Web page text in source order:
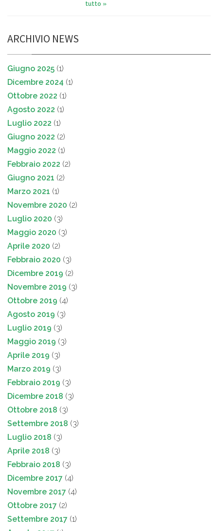
tutto »
ARCHIVIO NEWS
Giugno 2025 (1)
Dicembre 2024 (1)
Ottobre 2022 (1)
Agosto 2022 (1)
Luglio 2022 (1)
Giugno 2022 (2)
Maggio 2022 (1)
Febbraio 2022 (2)
Giugno 2021 (2)
Marzo 2021 (1)
Novembre 2020 (2)
Luglio 2020 (3)
Maggio 2020 (3)
Aprile 2020 (2)
Febbraio 2020 (3)
Dicembre 2019 (2)
Novembre 2019 (3)
Ottobre 2019 (4)
Agosto 2019 (3)
Luglio 2019 (3)
Maggio 2019 (3)
Aprile 2019 (3)
Marzo 2019 (3)
Febbraio 2019 (3)
Dicembre 2018 (3)
Ottobre 2018 (3)
Settembre 2018 (3)
Luglio 2018 (3)
Aprile 2018 (3)
Febbraio 2018 (3)
Dicembre 2017 (4)
Novembre 2017 (4)
Ottobre 2017 (2)
Settembre 2017 (1)